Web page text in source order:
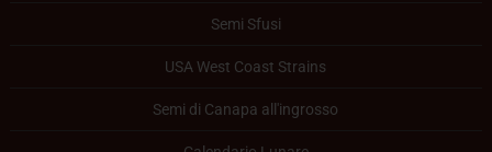
Semi Sfusi
USA West Coast Strains
Semi di Canapa all'ingrosso